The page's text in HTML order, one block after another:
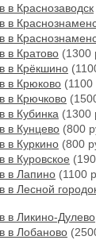
в Краснозаводск
в
в
в Кратово (1300
в Крёкшино
в Крюково (1100
в Крючково
в Кубинка (1300
в Кунцево (800
в Куркино (800
в Куровское
в Лапино (1100
в Лесной
в Ликино-Дулево
в Лобаново